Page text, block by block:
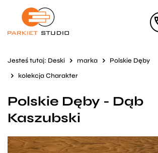
Przejdź
Przejdź
Jesteś tutaj: Deski marka
Polskie Dęby
kolekcja Charakter
Polskie Dęby - Dąb
Kaszubski